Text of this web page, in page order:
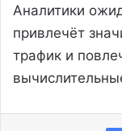
Аналитики
привлечёт
трафик и